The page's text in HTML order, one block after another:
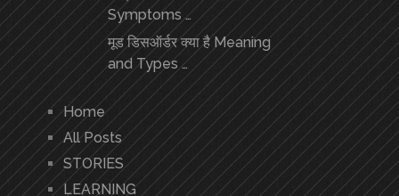
Symptoms …
मूड डिसऑर्डर क्या है Meaning
and Types …
Home
All Posts
STORIES
LEARNING